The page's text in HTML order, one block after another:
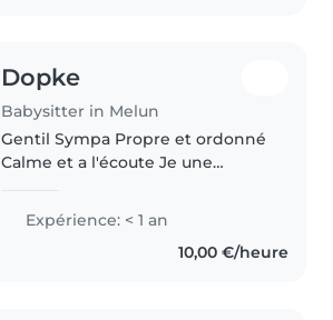
Dopke
Babysitter in Melun
Gentil Sympa Propre et ordonné
Calme et a l'écoute Je une
vivre qui n'aime pas les
problème et adore garder les
enfants Une personne de
Expérience: < 1 an
10,00 €/heure